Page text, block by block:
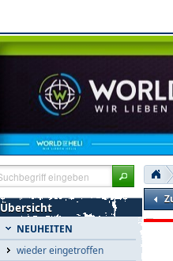
Übersicht
NEUHEITEN
wieder eingetroffen